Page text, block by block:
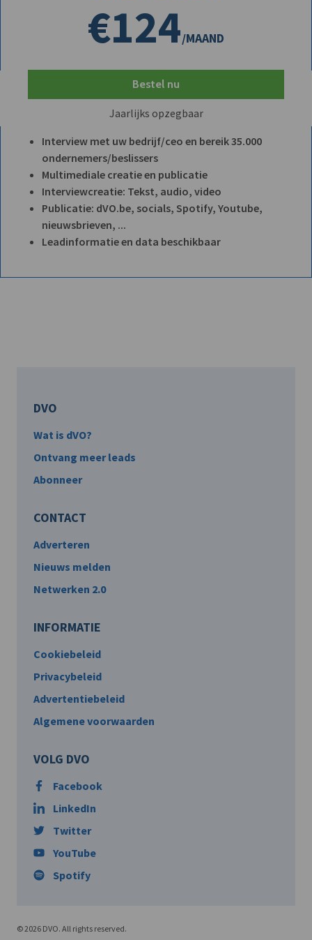
€124/MAAND
Bestel nu
Jaarlijks opzegbaar
Interview met uw bedrijf/ceo en bereik 35.000
ondernemers/beslissers
Multimediale creatie en publicatie
Interviewcreatie: Tekst, audio, video
Publicatie: dVO.be, socials, Spotify, Youtube,
nieuwsbrieven, ...
Leadinformatie en data beschikbaar
DVO
Wat is dVO?
Ontvang meer leads
Abonneer
CONTACT
Adverteren
Nieuws melden
Netwerken 2.0
INFORMATIE
Cookiebeleid
Privacybeleid
Advertentiebeleid
Algemene voorwaarden
VOLG DVO
Facebook
LinkedIn
Twitter
YouTube
Spotify
© 2026 DVO. All rights reserved.